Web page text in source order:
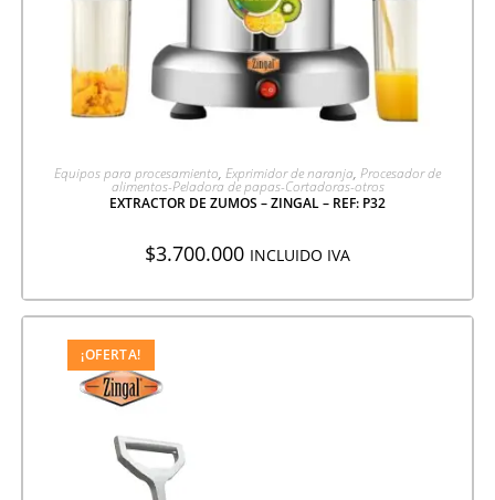
AGREGAR A COTIZACIÓN
Equipos para procesamiento, Exprimidor de naranja, Procesador de
alimentos-Peladora de papas-Cortadoras-otros
EXTRACTOR DE ZUMOS – ZINGAL – REF: P32
$3.700.000 INCLUIDO IVA
¡OFERTA!